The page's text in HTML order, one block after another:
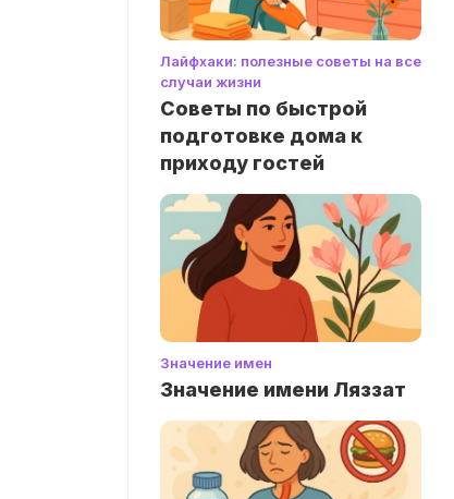
Лайфхаки: полезные советы на все
случаи жизни
Советы по быстрой
подготовке дома к
приходу гостей
Значение имен
Значение имени Ляззат